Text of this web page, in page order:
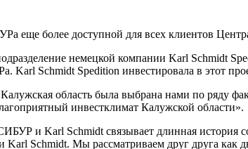
еще более доступной для всех клиентов
немецкой компании Karl Schmidt
Schmidt Spedition инвестировала в этот
область была выбрана нами по ряду
инвестклимат Калужской области».
и Karl Schmidt связывает длинная история
Schmidt. Мы рассматриваем друг друга как